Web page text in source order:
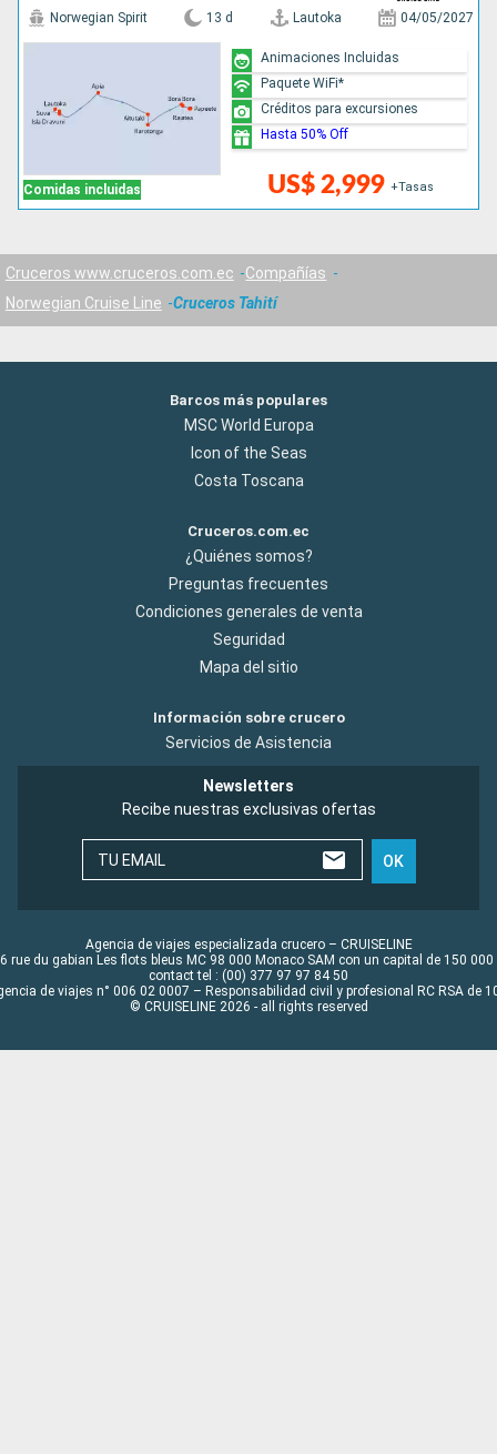
Comidas incluidas
Norwegian Spirit 13 d Lautoka 04/05/2027
US$ 2,999 +Tasas
Animaciones Incluidas
Paquete WiFi*
Créditos para excursiones
Hasta 50% Off
Cruceros www.cruceros.com.ec
Compañías
Norwegian Cruise Line
Cruceros Tahití
Barcos más populares
MSC World Europa
Icon of the Seas
Costa Toscana
Cruceros.com.ec
¿Quiénes somos?
Preguntas frecuentes
Condiciones generales de venta
Seguridad
Mapa del sitio
Información sobre crucero
Servicios de Asistencia
Newsletters
Recibe nuestras exclusivas ofertas
TU EMAIL OK
Agencia de viajes especializada crucero – CRUISELINE
rue du gabian Les flots bleus MC 98 000 Monaco SAM con un capital de 150 000
contact tel : (00) 377 97 97 84 50
de viajes n° 006 02 0007 – Responsabilidad civil y profesional RC RSA de
© CRUISELINE 2026 - all rights reserved